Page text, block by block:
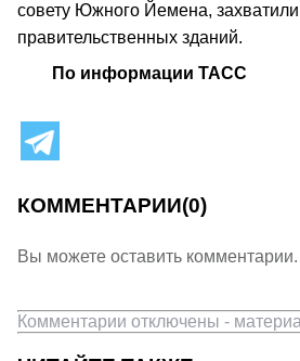
совету Южного Йемена, захватили
правительственных зданий.
По информации ТАСС
КОММЕНТАРИИ(0)
Вы можете оставить комментарии.
Комментарии отключены -